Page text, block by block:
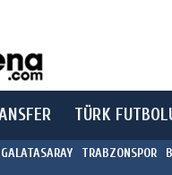
TÜRK
GALATASARAY TRABZONSPOR